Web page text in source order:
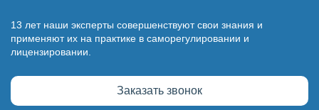
13 лет наши эксперты совершенствуют свои знания и
применяют их на практике в саморегулировании и
лицензировании.
Заказать звонок